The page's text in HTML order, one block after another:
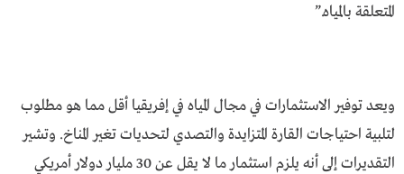
المتعلقة بالمياه.”
ويعد توفير الاستثمارات في مجال المياه في إفريقيا أقل مما هو مطلوب
لتلبية احتياجات القارة المتزايدة والتصدي لتحديات تغير المناخ. وتشير
التقديرات إلى أنه يلزم استثمار ما لا يقل عن 30 مليار دولار أمريكي